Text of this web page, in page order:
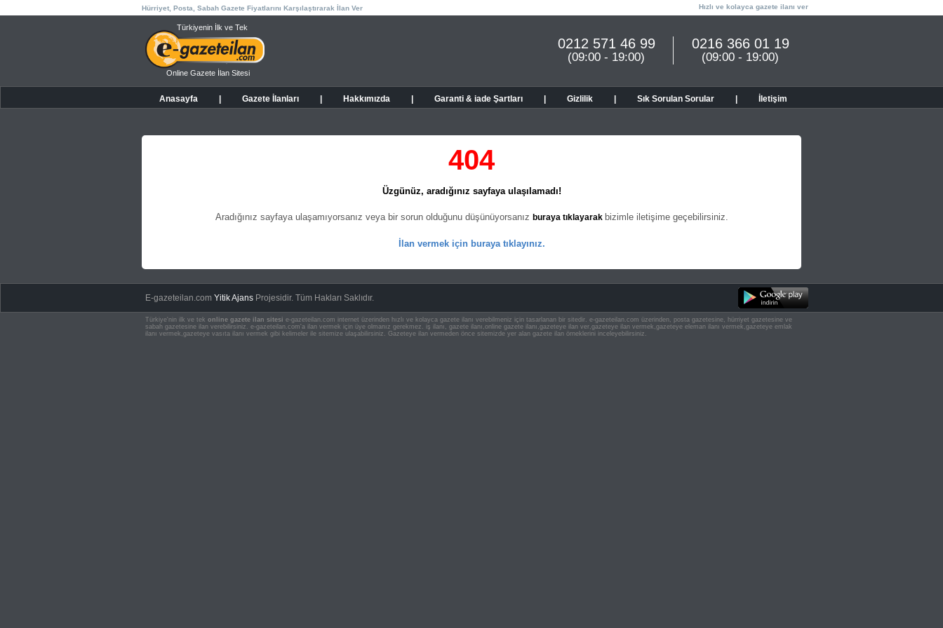
Hürriyet, Posta, Sabah Gazete Fiyatlarını Karşılaştırarak İlan Ver Hızlı ve kolayca gazete ilanı ver
Türkiyenin İlk ve Tek
Online Gazete İlan Sitesi
0216 366 01 19
(09:00 - 19:00)
0212 571 46 99
(09:00 - 19:00)
Anasayfa Gazete İlanları Hakkımızda Garanti & iade Şartları Gizlilik Sık Sorulan Sorular İletişim
404
Üzgünüz, aradığınız sayfaya ulaşılamadı!
Aradığınız sayfaya ulaşamıyorsanız veya bir sorun olduğunu düşünüyorsanız buraya tıklayarak bizimle iletişime geçebilirsiniz.
İlan vermek için buraya tıklayınız.
E-gazeteilan.comYitik Ajans Projesidir.Tüm Hakları Saklıdır.
Türkiye'nin ilk ve tek online gazete ilan sitesi e-gazeteilan.com internet üzerinden hızlı ve kolayca gazete ilanı verebilmeniz için tasarlanan bir sitedir. e-gazeteilan.com üzerinden, posta gazetesine, hürriyet gazetesine ve
sabah gazetesine ilan verebilirsiniz. e-gazeteilan.com'a ilan vermek için üye olmanız gerekmez. iş ilanı, gazete ilanı,online gazete ilanı,gazeteye ilan ver,gazeteye ilan vermek,gazeteye eleman ilanı vermek,gazeteye emlak
ilanı vermek,gazeteye vasıta ilanı vermek gibi kelimeler ile sitemize ulaşabilirsiniz. Gazeteye ilan vermeden önce sitemizde yer alan gazete ilan örneklerini inceleyebilirsiniz.